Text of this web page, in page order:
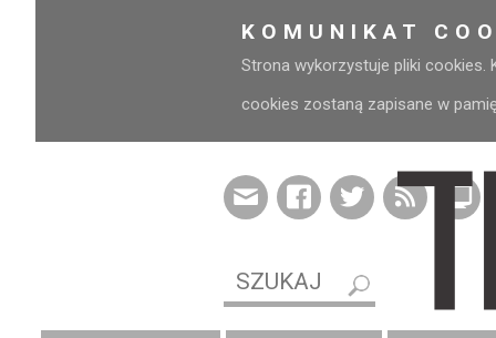
KOMUNIKAT
Strona wykorzystuje pliki cookies.
cookies zostaną zapisane w